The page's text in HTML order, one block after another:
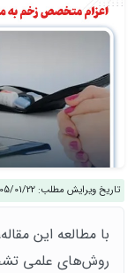
تاریخ ویرایش مطلب: 01/22
با مطالعه این
روش‌های علمی